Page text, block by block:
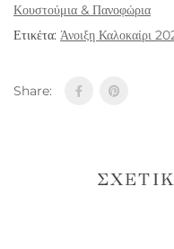
Κουστούμια & Πανοφώρια
Ετικέτα: Άνοιξη Καλοκαίρι
Share: